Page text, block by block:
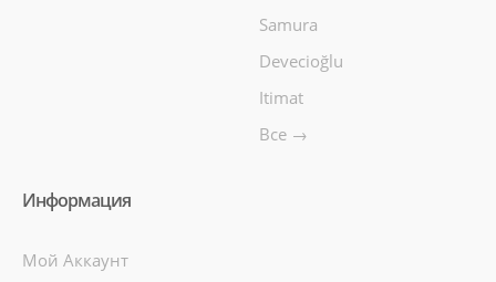
Samura
Devecioğlu
Itimat
Все →
Информация
Мой Аккаунт